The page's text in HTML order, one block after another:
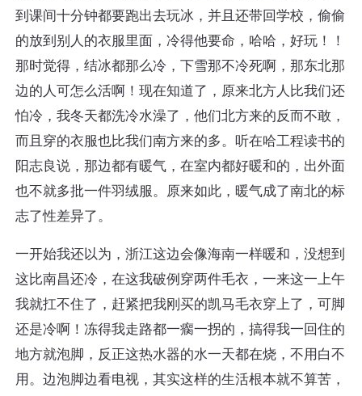
到课间十分钟都要跑出去玩冰，并且还带回学校，偷偷
的放到别人的衣服里面，冷得他要命，哈哈，好玩！！
那时觉得，结冰都那么冷，下雪那不冷死啊，那东北那
边的人可怎么活啊！现在知道了，原来北方人比我们还
怕冷，我冬天都洗冷水澡了，他们北方来的反而不敢，
而且穿的衣服也比我们南方来的多。听在哈工程读书的
阳志良说，那边都有暖气，在室内都好暖和的，出外面
也不就多批一件羽绒服。原来如此，暖气成了南北的标
志了性差异了。
一开始我还以为，浙江这边会像海南一样暖和，没想到
这比南昌还冷，在这我破例穿两件毛衣，一来这一上午
我就扛不住了，赶紧把我刚买的凯马毛衣穿上了，可脚
还是冷啊！冻得我走路都一瘸一拐的，搞得我一回住的
地方就泡脚，反正这热水器的水一天都在烧，不用白不
用。边泡脚边看电视，其实这样的生活根本就不算苦，